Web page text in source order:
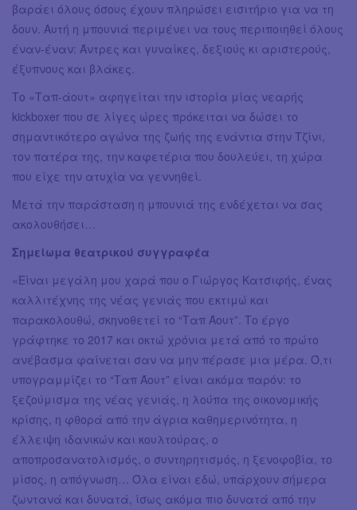
βαράει όλους όσους έχουν πληρώσει εισιτήριο για να τη
δουν. Αυτή η μπουνιά περιμένει να τους περιποιηθεί όλους
έναν-έναν: Άντρες και γυναίκες, δεξιούς κι αριστερούς,
έξυπνους και βλάκες.
Το «Ταπ-άουτ» αφηγείται την ιστορία μίας νεαρής
kickboxer που σε λίγες ώρες πρόκειται να δώσει το
σημαντικότερο αγώνα της ζωής της ενάντια στην Τζίνι,
τον πατέρα της, την καφετέρια που δουλεύει, τη χώρα
που είχε την ατυχία να γεννηθεί.
Μετά την παράσταση η μπουνιά της ενδέχεται να σας
ακολουθήσει…
Σημείωμα θεατρικού συγγραφέα
«Είναι μεγάλη μου χαρά που ο Γιώργος Κατσιφής, ένας
καλλιτέχνης της νέας γενιάς που εκτιμώ και
παρακολουθώ, σκηνοθετεί το “Ταπ Άουτ”. Το έργο
γράφτηκε το 2017 και οκτώ χρόνια μετά από το πρώτο
ανέβασμα φαίνεται σαν να μην πέρασε μια μέρα. Ό,τι
υπογραμμίζει το “Ταπ Άουτ” είναι ακόμα παρόν: το
ξεζούμισμα της νέας γενιάς, η λούπα της οικονομικής
κρίσης, η φθορά από την άγρια καθημερινότητα, η
έλλειψη ιδανικών και κουλτούρας, ο
αποπροσανατολισμός, ο συντηρητισμός, η ξενοφοβία, το
μίσος, η απόγνωση… Όλα είναι εδώ, υπάρχουν σήμερα
ζωντανά και δυνατά, ίσως ακόμα πιο δυνατά από την